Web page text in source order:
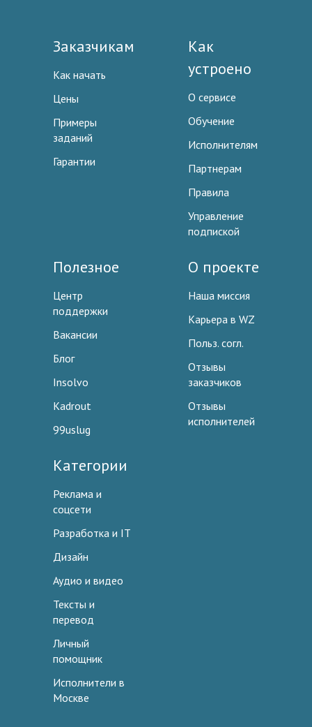
Заказчикам
Как начать
Цены
Примеры
заданий
Гарантии
Как
устроено
О сервисе
Обучение
Исполнителям
Партнерам
Правила
Управление
подпиской
Полезное
Центр
поддержки
Вакансии
Блог
Insolvo
Kadrout
99uslug
О проекте
Наша миссия
Карьера в WZ
Польз. согл.
Отзывы
заказчиков
Отзывы
исполнителей
Категории
Реклама и
соцсети
Разработка и IT
Дизайн
Аудио и видео
Тексты и
перевод
Личный
помощник
Исполнители в
Москве